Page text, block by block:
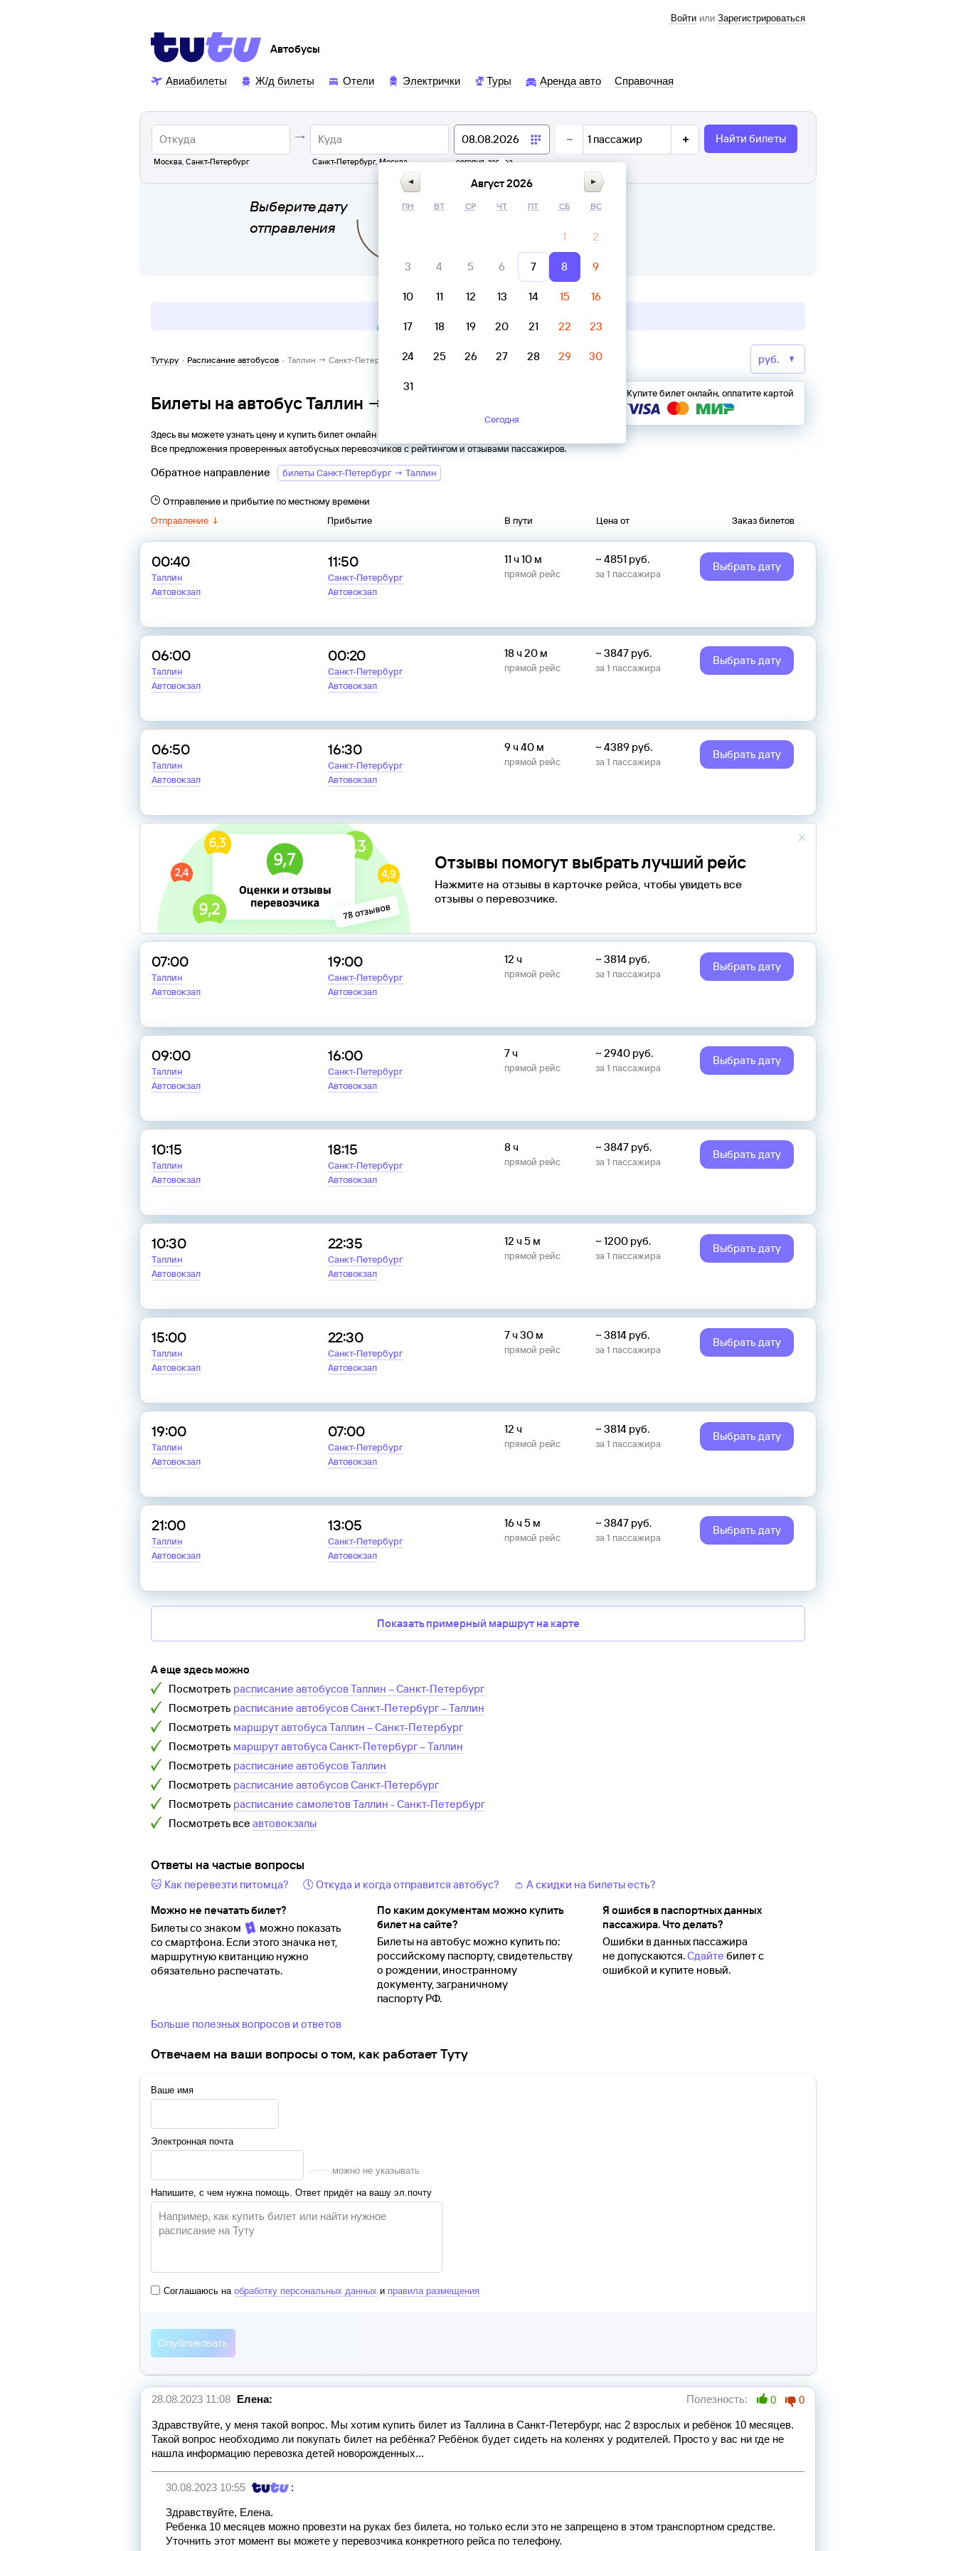
Войти или Зарегистрироваться
Автобусы
Авиабилеты Ж/д билеты Отели Электрички Туры Аренда авто Справочная
Москва, Санкт-Петербург Санкт-Петербург, Москва сегодня, завтра
1 пассажир Найти билеты
Выберите дату
отправления
Туту.ру · Расписание автобусов · Таллин → Санкт-Петербург
Билеты на автобус Таллин → Санкт-Петербург
Здесь вы можете узнать цену и купить билет онлайн на автобус из
Все предложения проверенных автобусных перевозчиков с рейтингом и отзывами пассажиров.
Купите билет онлайн, оплатите картой
Обратное направление билеты Санкт-Петербург → Таллин
Отправление и прибытие по местному времени
Отправление ↓ Прибытие В пути Цена от Заказ билетов
00:40
Таллин
Автовокзал
11:50
Санкт-Петербург
Автовокзал
11 ч 10 м
прямой рейс
~4851 руб.
за1 пассажира
Выбрать дату
06:00
Таллин
Автовокзал
00:20
Санкт-Петербург
Автовокзал
18 ч 20 м
прямой рейс
~3847 руб.
за1 пассажира
Выбрать дату
06:50
Таллин
Автовокзал
16:30
Санкт-Петербург
Автовокзал
9 ч 40 м
прямой рейс
~4389 руб.
за1 пассажира
Выбрать дату
Отзывы помогут выбрать лучший рейс
Нажмите на отзывы в карточке рейса, чтобы увидеть все
отзывы о перевозчике.
07:00
Таллин
Автовокзал
19:00
Санкт-Петербург
Автовокзал
12 ч
прямой рейс
~3814 руб.
за1 пассажира
Выбрать дату
09:00
Таллин
Автовокзал
16:00
Санкт-Петербург
Автовокзал
7 ч
прямой рейс
~2940 руб.
за1 пассажира
Выбрать дату
10:15
Таллин
Автовокзал
18:15
Санкт-Петербург
Автовокзал
8 ч
прямой рейс
~3847 руб.
за1 пассажира
Выбрать дату
10:30
Таллин
Автовокзал
22:35
Санкт-Петербург
Автовокзал
12 ч 5 м
прямой рейс
~1200 руб.
за1 пассажира
Выбрать дату
15:00
Таллин
Автовокзал
22:30
Санкт-Петербург
Автовокзал
7 ч 30 м
прямой рейс
~3814 руб.
за1 пассажира
Выбрать дату
19:00
Таллин
Автовокзал
07:00
Санкт-Петербург
Автовокзал
12 ч
прямой рейс
~3814 руб.
за1 пассажира
Выбрать дату
21:00
Таллин
Автовокзал
13:05
Санкт-Петербург
Автовокзал
16 ч 5 м
прямой рейс
~3847 руб.
за1 пассажира
Выбрать дату
Показать примерный маршрут на карте
А еще здесь можно
Посмотреть расписание автобусовТаллин –Санкт-Петербург
Посмотреть расписание автобусовСанкт-Петербург–Таллин
Посмотреть маршрут автобуса Таллин –Санкт-Петербург
Посмотреть маршрут автобуса Санкт-Петербург–Таллин
Посмотреть расписание автобусовТаллин
Посмотреть расписание автобусовСанкт-Петербург
Посмотреть расписание самолетовТаллин -Санкт-Петербург
Посмотреть все автовокзалы
Ответы на частые вопросы
🐱 Как перевезти питомца? 🕔 Откуда и когда отправится автобус?
👛 А скидки на билеты есть?
Можно не печатать билет?
Билеты со знаком
можно показать
со смартфона. Если этого значка нет,
маршрутную квитанцию нужно
обязательно распечатать.
По каким документам можно купить
билет на сайте?
Билеты на автобус можно купить по:
российскому паспорту, свидетельству
о рождении, иностранному
документу, заграничному
паспорту РФ.
Я ошибся в паспортных данных
пассажира. Что делать?
Ошибки в данных пассажира
не допускаются.Сдайте билет с
ошибкой и купите новый.
Больше полезных вопросов и ответов
Отвечаем на ваши вопросы о том, как работает Туту
Ваше имя
Электронная почта
можно не указывать
Напишите, с чем нужна помощь. Ответ придёт на вашу эл.почту
Соглашаюсь на обработку персональных данных и правила размещения
28.08.2023 11:08 Елена: Полезность: 0 0
Здравствуйте, у меня такой вопрос. Мы хотим купить билет из Таллина в Санкт-Петербург, нас 2 взрослых и ребёнок 10 месяцев.
Такой вопрос необходимо ли покупать билет на ребёнка? Ребёнок будет сидеть на коленях у родителей. Просто у вас ни где не
нашла информацию перевозка детей новорожденных...
30.08.2023 10:55 :
Здравствуйте, Елена.
Ребенка 10 месяцев можно провезти на руках без билета, но только если это не запрещено в этом транспортном средстве.
Уточнить этот момент вы можете у перевозчика конкретного рейса по телефону.
Август 2026
ПН ВТ СР ЧТ ПТ СБ ВС
1 2
3 4 5 6 7 8 9
10 11 12 13 14 15 16
17 18 19 20 21 22 23
24 25 26 27 28 29 30
31
Сегодня